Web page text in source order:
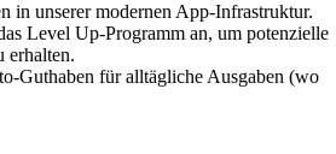
in unserer modernen App-Infrastruktur.
Level Up-Programm an, um potenzielle
erhalten.
Guthaben für alltägliche Ausgaben (wo